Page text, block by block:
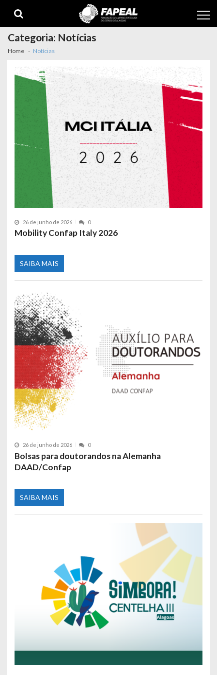
navigation
content
Categoria: Notícias
Home Notícias
26 de junho de 2026 0
Mobility Confap Italy 2026
SAIBA MAIS
26 de junho de 2026 0
Bolsas para doutorandos na Alemanha
DAAD/Confap
SAIBA MAIS